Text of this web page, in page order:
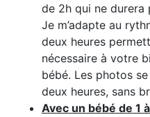
de 2h qui ne durera
Je m’adapte au
deux heures
nécessaire à votre
bébé. Les photos
deux heures, sans
Avec un bébé de 1